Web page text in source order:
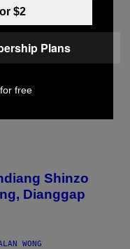
Anak Kini Jadi
Loli di Jepang
Shinzo
Dianggap
WONG
$2
Plans
free